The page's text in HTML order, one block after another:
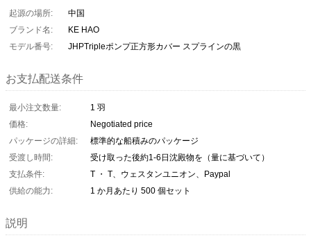
起源の場所:
中国
ブランド名:
KE HAO
モデル番号:
JHPTripleポンプ正方形カバー スプラインの黒
お支払配送条件
最小注文数量:
1 羽
価格:
Negotiated price
パッケージの詳細:
標準的な船積みのパッケージ
受渡し時間:
受け取った後約1-6日沈殿物を（量に基づいて）
支払条件:
T ・ T、ウェスタンユニオン、Paypal
供給の能力:
1 か月あたり 500 個セット
説明